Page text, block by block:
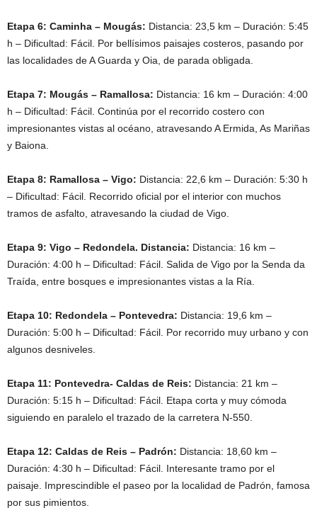
Etapa 6: Caminha – Mougás: Distancia: 23,5 km – Duración: 5:45
h – Dificultad: Fácil. Por bellísimos paisajes costeros, pasando por
las localidades de A Guarda y Oia, de parada obligada.
Etapa 7: Mougás – Ramallosa: Distancia: 16 km – Duración: 4:00
h – Dificultad: Fácil. Continúa por el recorrido costero con
impresionantes vistas al océano, atravesando A Ermida, As Mariñas
y Baiona.
Etapa 8: Ramallosa – Vigo: Distancia: 22,6 km – Duración: 5:30 h
– Dificultad: Fácil. Recorrido oficial por el interior con muchos
tramos de asfalto, atravesando la ciudad de Vigo.
Etapa 9: Vigo – Redondela. Distancia: Distancia: 16 km –
Duración: 4:00 h – Dificultad: Fácil. Salida de Vigo por la Senda da
Traída, entre bosques e impresionantes vistas a la Ría.
Etapa 10: Redondela – Pontevedra: Distancia: 19,6 km –
Duración: 5:00 h – Dificultad: Fácil. Por recorrido muy urbano y con
algunos desniveles.
Etapa 11: Pontevedra- Caldas de Reis: Distancia: 21 km –
Duración: 5:15 h – Dificultad: Fácil. Etapa corta y muy cómoda
siguiendo en paralelo el trazado de la carretera N-550.
Etapa 12: Caldas de Reis – Padrón: Distancia: 18,60 km –
Duración: 4:30 h – Dificultad: Fácil. Interesante tramo por el
paisaje. Imprescindible el paseo por la localidad de Padrón, famosa
por sus pimientos.